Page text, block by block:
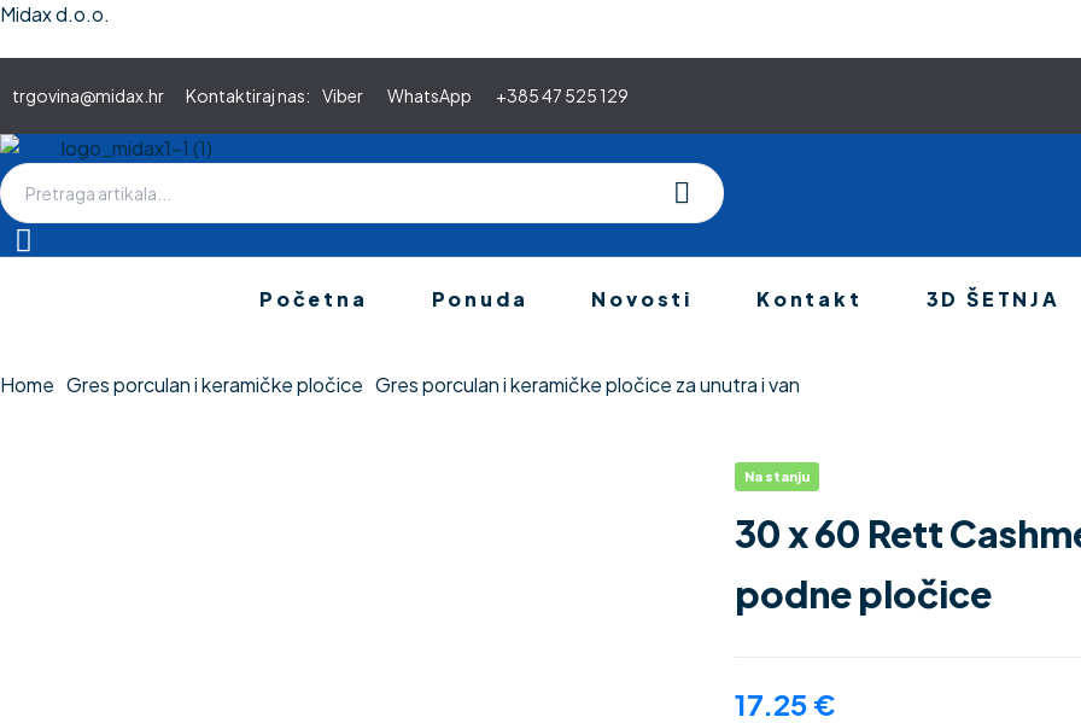
Midax d.o.o.
trgovina@midax.hr Kontaktiraj nas: Viber WhatsApp +385 47 525 129
Search
for:
Početna Ponuda Novosti Kontakt 3D ŠETNJA
Home Gres porculan i keramičke pločice Gres porculan i keramičke pločice za unutra i van
Availability:
Na stanju
30 x 60 Rett
podne pločice
17.25 €